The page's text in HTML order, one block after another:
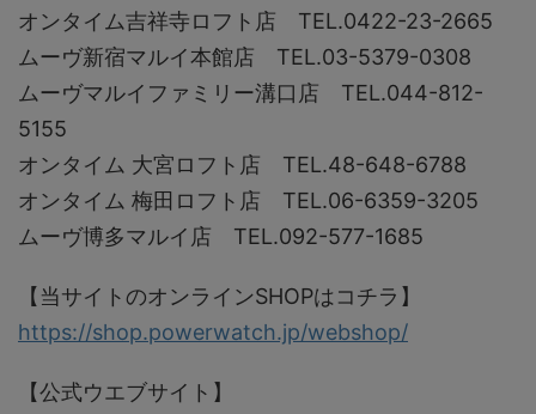
オンタイム吉祥寺ロフト店 TEL.0422-23-2665
ムーヴ新宿マルイ本館店 TEL.03-5379-0308
ムーヴマルイファミリー溝口店 TEL.044-812-
5155
オンタイム 大宮ロフト店 TEL.48-648-6788
オンタイム 梅田ロフト店 TEL.06-6359-3205
ムーヴ博多マルイ店 TEL.092-577-1685
【当サイトのオンラインSHOPはコチラ】
https://shop.powerwatch.jp/webshop/
【公式ウエブサイト】